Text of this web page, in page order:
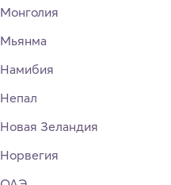
Монголия
Мьянма
Намибия
Непал
Новая Зеландия
Норвегия